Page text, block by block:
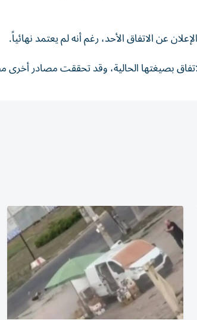
عن الاتفاق الأحد، رغم أنه لم يعتمد نهائياً.
بصيغتها الحالية، وقد تحققت مصادر